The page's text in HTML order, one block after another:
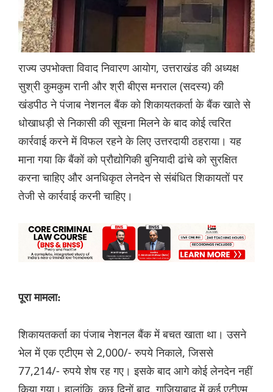
राज्य उपभोक्ता विवाद निवारण आयोग, उत्तराखंड की अध्यक्ष
सुश्री कुमकुम रानी और श्री बीएस मनराल (सदस्य) की
खंडपीठ ने पंजाब नेशनल बैंक को शिकायतकर्ता के बैंक खाते से
धोखाधड़ी से निकासी की सूचना मिलने के बाद कोई त्वरित
कार्रवाई करने में विफल रहने के लिए उत्तरदायी ठहराया। यह
माना गया कि बैंकों को प्रौद्योगिकी बुनियादी ढांचे को सुरक्षित
करना चाहिए और अनधिकृत लेनदेन से संबंधित शिकायतों पर
तेजी से कार्रवाई करनी चाहिए।
पूरा मामला:
शिकायतकर्ता का पंजाब नेशनल बैंक में बचत खाता था। उसने
भेल में एक एटीएम से 2,000/- रुपये निकाले, जिससे
77,214/- रुपये शेष रह गए। इसके बाद आगे कोई लेनदेन नहीं